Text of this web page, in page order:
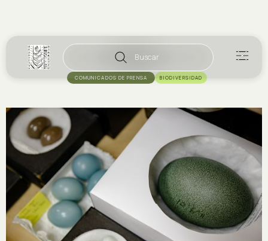
Buscar
COMUNICADOS DE PRENSA BIODIVERSIDAD